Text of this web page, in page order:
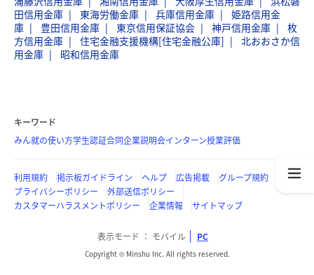
田信用金庫
東海労働金庫 兵庫信用金庫
姫路信用金
庫
豊田信用金庫 東京信用保証協会 神戸信用金庫
枚
方信用金庫
住宅金融支援機構[住宅金融公庫]
北おおさか信
用金庫
昭和信用金庫
キーワード
みん就の使い方学生認証合同企業説明会インターン授業評価
利用規約 掲示板ガイドライン ヘルプ 広告掲載
グループ規約
プライバシーポリシー
外部送信ポリシー
カスタマーハラスメントポリシー
企業情報 サイトマップ
表示モード モバイル PC
Copyright © Minshu Inc. All rights reserved.